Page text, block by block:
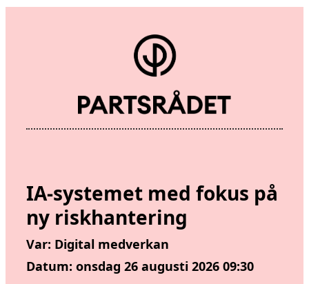
IA-systemet med fokus på
ny riskhantering
Var: Digital medverkan
Datum: onsdag 26 augusti 2026 09:30